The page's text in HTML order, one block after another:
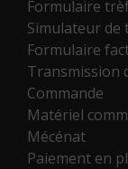
Formulaire
Simulateur
Formulaire
Transmission
Commande
Matériel
Mécénat
Paiement en